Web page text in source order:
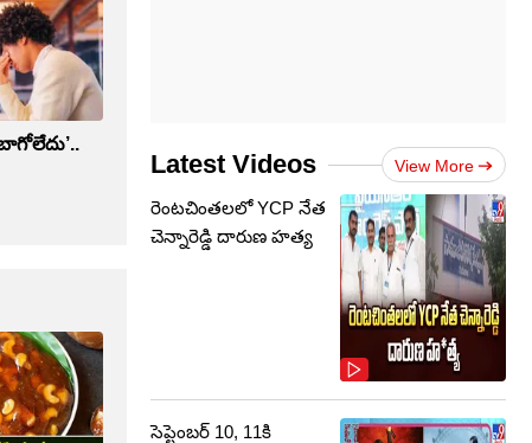
Latest Videos View More
రెంటచింతలలో YCP నేత
చెన్నారెడ్డి దారుణ హత్య
సెప్టెంబర్‌ 10, 11కి